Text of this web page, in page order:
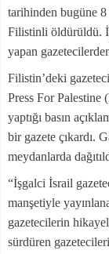
tarihinden bugüne
Filistinli öldürüldü.
yapan
Filistin’deki
Press For Palestine
yaptığı basın
bir gazete çıkardı.
meydanlarda
“İşgalci İsrail
manşetiyle
gazetecilerin
sürdüren